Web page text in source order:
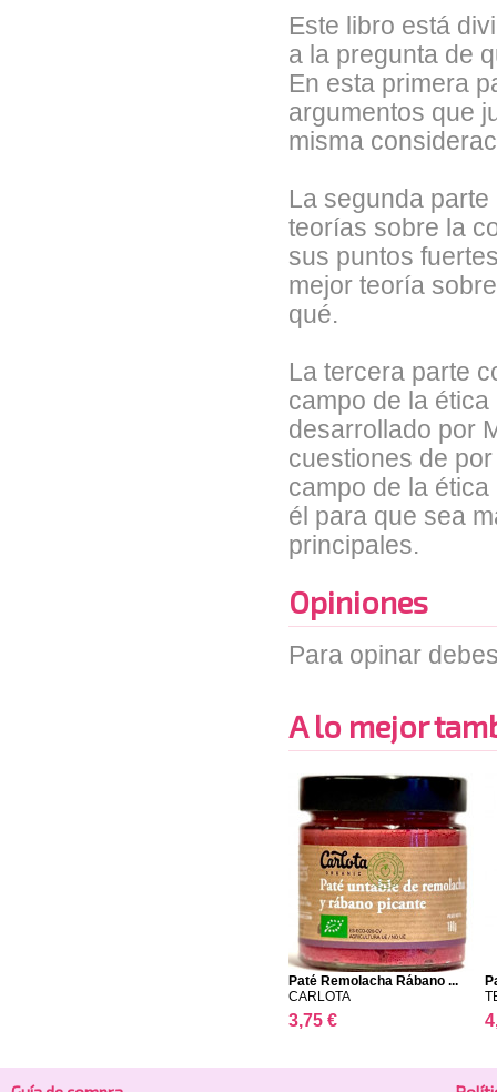
Este libro está
a la pregunta de
En esta primera
argumentos que
misma
La segunda
teorías sobre la
sus puntos
mejor teoría
qué.
La tercera parte
campo de la
desarrollado por
cuestiones de
campo de la
él para que sea
principales.
Opiniones
Para opinar
A lo mejor
Paté Remolacha Rábano ...
CARLOTA
3,75 €